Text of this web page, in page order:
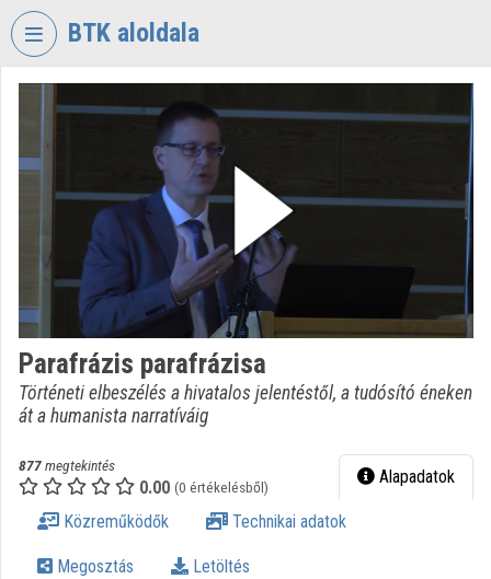
Fejléc kihagyása
BTK aloldala
BÖLCSÉSZETTUDOMÁNYI
Intézményi kezdőlap
Bejelentkezés
Intézményi felfedezés
Kategóriák
Intézményi listák
Intézmények
Közreműködők
Parafrázis parafrázisa
Történeti elbeszélés a hivatalos jelentéstől, a tudósító éneken
át a humanista narratíváig
877megtekintés
0.00 (0 értékelésből) Alapadatok
Közreműködők Technikai adatok
Megosztás Letöltés